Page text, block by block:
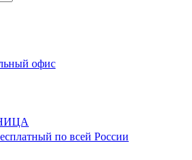
офис
по всей России